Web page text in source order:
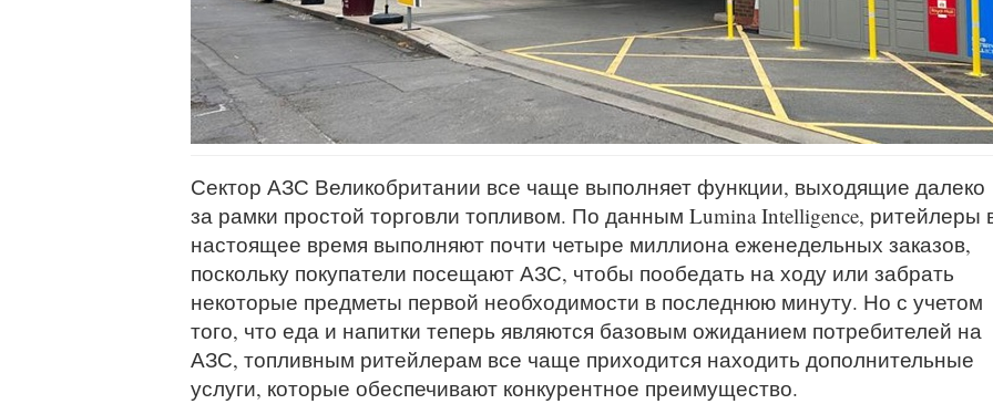
Сектор АЗС Великобритании все чаще выполняет функции, выходящие далеко
за рамки простой торговли топливом. По данным Lumina Intelligence, ритейлеры
настоящее время выполняют почти четыре миллиона еженедельных заказов,
поскольку покупатели посещают АЗС, чтобы пообедать на ходу или забрать
некоторые предметы первой необходимости в последнюю минуту. Но с учетом
того, что еда и напитки теперь являются базовым ожиданием потребителей на
АЗС, топливным ритейлерам все чаще приходится находить дополнительные
услуги, которые обеспечивают конкурентное преимущество.